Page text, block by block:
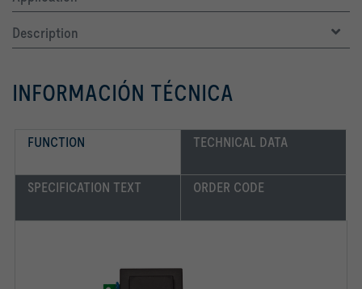
Description
INFORMACIÓN TÉCNICA
FUNCTION TECHNICAL DATA
SPECIFICATION TEXT ORDER CODE